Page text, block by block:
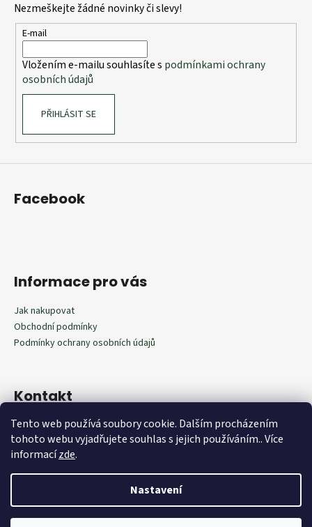
Tento web používá soubory cookie. Dalším procházením
tohoto webu vyjadřujete souhlas s jejich používáním.. Více
informacízde.
Nastavení
PROGRESS
KIDS
TRAINING
RŮŽOVÉ
599
Kč
Nezmeškejte žádné novinky či slevy!
E-mail
Vložením e-mailu souhlasíte s podmínkami ochrany
osobních údajů
PŘIHLÁSIT SE
Facebook
Informace pro vás
Jak nakupovat
Obchodní podmínky
Podmínky ochrany osobních údajů
Kontakt
602292598
602292598